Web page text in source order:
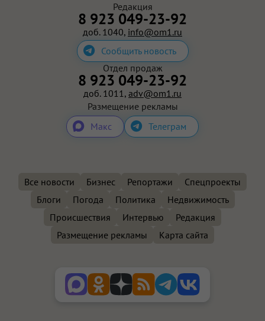
Редакция
8 923 049-23-92
доб. 1040, info@om1.ru
Сообщить новость
Отдел продаж
8 923 049-23-92
доб. 1011, adv@om1.ru
Размещение рекламы
Макс
Телеграм
Все новости Бизнес Репортажи
Спецпроекты
Блоги
Погода Политика
Недвижимость
Происшествия
Интервью
Редакция
Размещение рекламы
Карта сайта